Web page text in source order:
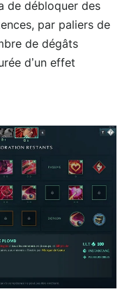
de débloquer des
par paliers de
de dégâts
d’un effet